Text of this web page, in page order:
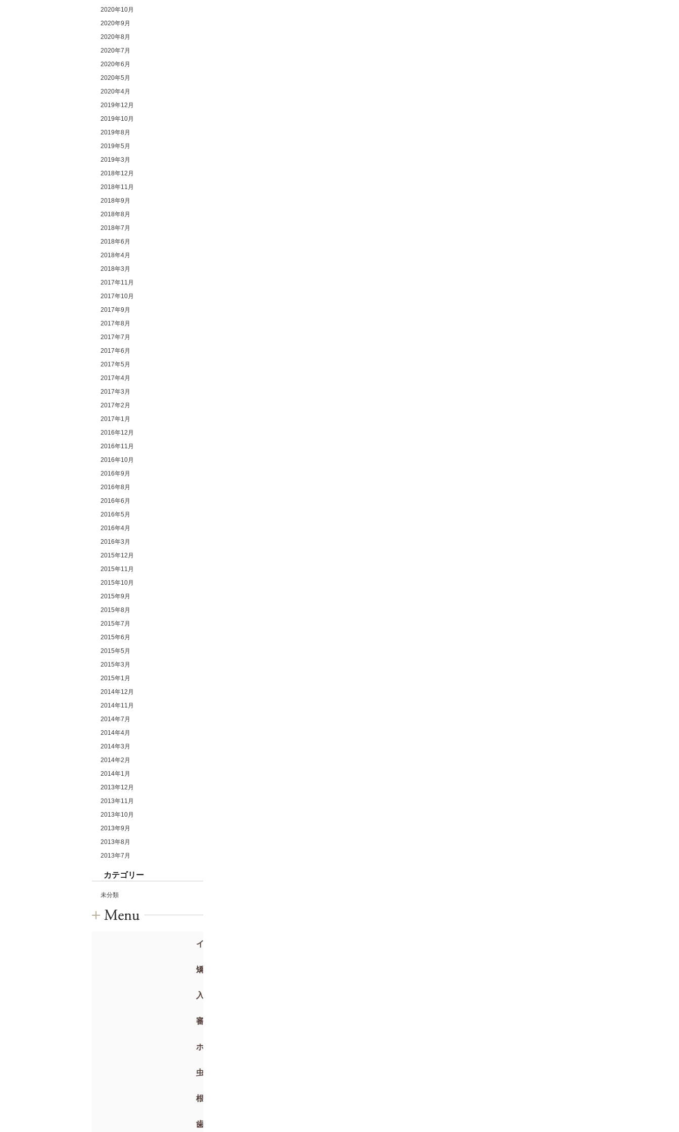
2020年10月
2020年9月
2020年8月
2020年7月
2020年6月
2020年5月
2020年4月
2019年12月
2019年10月
2019年8月
2019年5月
2019年3月
2018年12月
2018年11月
2018年9月
2018年8月
2018年7月
2018年6月
2018年4月
2018年3月
2017年11月
2017年10月
2017年9月
2017年8月
2017年7月
2017年6月
2017年5月
2017年4月
2017年3月
2017年2月
2017年1月
2016年12月
2016年11月
2016年10月
2016年9月
2016年8月
2016年6月
2016年5月
2016年4月
2016年3月
2015年12月
2015年11月
2015年10月
2015年9月
2015年8月
2015年7月
2015年6月
2015年5月
2015年3月
2015年1月
2014年12月
2014年11月
2014年7月
2014年4月
2014年3月
2014年2月
2014年1月
2013年12月
2013年11月
2013年10月
2013年9月
2013年8月
2013年7月
カテゴリー
未分類
インプラント
矯正歯科
入れ歯
審美歯科
ホワイトニング
虫歯治療・抜歯
根管治療
歯周病